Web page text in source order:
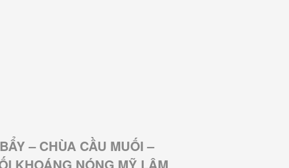
– CHÙA CẦU MUỐI –